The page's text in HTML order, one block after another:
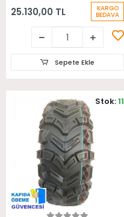
25.130,00 TL KARGO
BEDAVA
Sepete Ekle
Stok:11